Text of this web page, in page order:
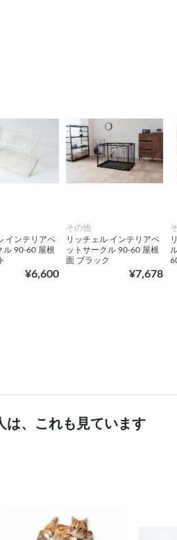
インテリアペ
ル 90-60 屋根
¥6,600
その他
リッチェル インテリアペ
ットサークル 90‐60 屋根
面 ブラック
¥7,678
は、これも見ています